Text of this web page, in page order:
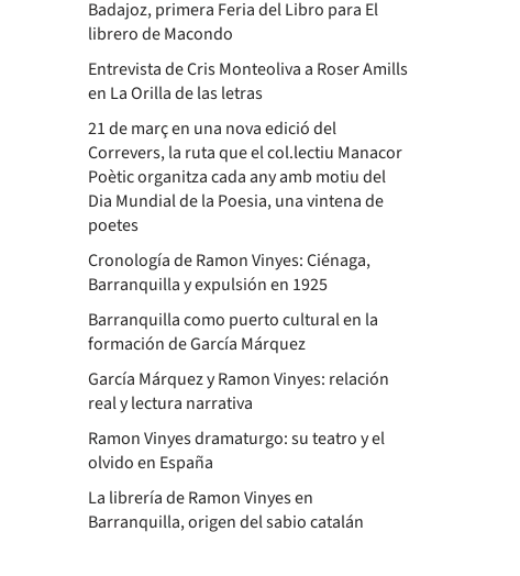
Badajoz, primera Feria del Libro para El
librero de Macondo
Entrevista de Cris Monteoliva a Roser Amills
en La Orilla de las letras
21 de març en una nova edició del
Correvers, la ruta que el col.lectiu Manacor
Poètic organitza cada any amb motiu del
Dia Mundial de la Poesia, una vintena de
poetes
Cronología de Ramon Vinyes: Ciénaga,
Barranquilla y expulsión en 1925
Barranquilla como puerto cultural en la
formación de García Márquez
García Márquez y Ramon Vinyes: relación
real y lectura narrativa
Ramon Vinyes dramaturgo: su teatro y el
olvido en España
La librería de Ramon Vinyes en
Barranquilla, origen del sabio catalán